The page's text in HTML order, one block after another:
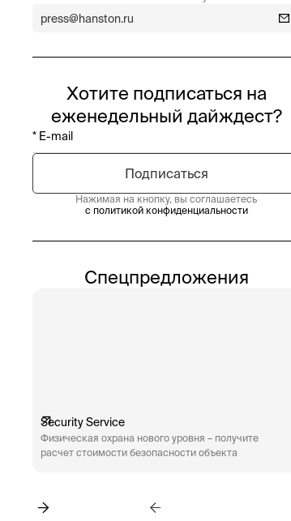
press@hanston.ru
Хотите подписаться на
еженедельный дайждест?
Нажимая на кнопку, вы соглашаетесь
с политикой конфиденциальности
Спецпредложения
Security Service
Физическая охрана нового уровня – получите
расчет стоимости безопасности объекта